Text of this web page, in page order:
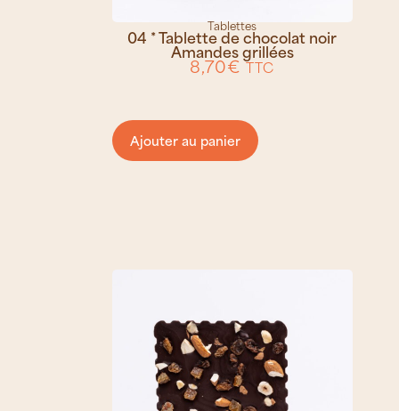
Tablettes
04 * Tablette de chocolat noir
Amandes grillées
8,70€ TTC
Ajouter au panier